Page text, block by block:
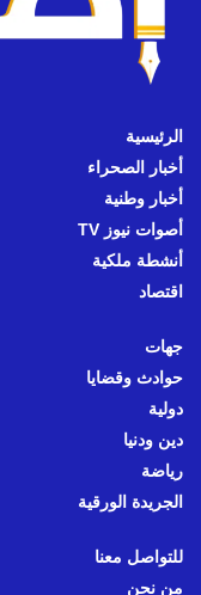
الرئيسية
أخبار الصحراء
أخبار وطنية
أصوات نيوز TV
أنشطة ملكية
اقتصاد
جهات
حوادث وقضايا
دولية
دين ودنيا
رياضة
الجريدة الورقية
للتواصل معنا
من نحن